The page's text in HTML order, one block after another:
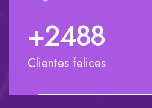
+2500
Clientes felices